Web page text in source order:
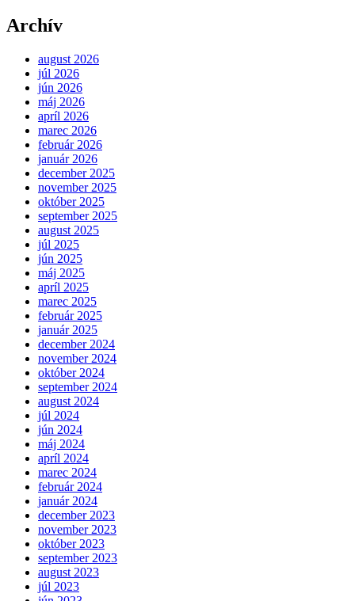
Archív
august 2026
júl 2026
jún 2026
máj 2026
apríl 2026
marec 2026
február 2026
január 2026
december 2025
november 2025
október 2025
september 2025
august 2025
júl 2025
jún 2025
máj 2025
apríl 2025
marec 2025
február 2025
január 2025
december 2024
november 2024
október 2024
september 2024
august 2024
júl 2024
jún 2024
máj 2024
apríl 2024
marec 2024
február 2024
január 2024
december 2023
november 2023
október 2023
september 2023
august 2023
júl 2023